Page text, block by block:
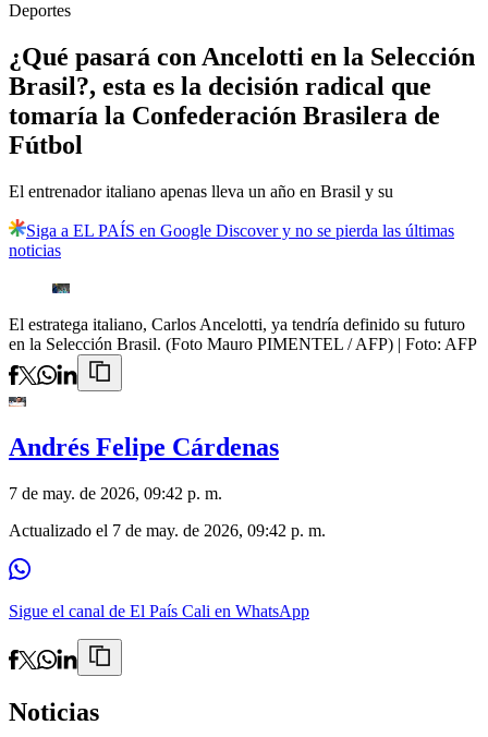
Deportes
¿Qué pasará con Ancelotti en la Selección
Brasil?, esta es la decisión radical que
tomaría la Confederación Brasilera de
Fútbol
El entrenador italiano apenas lleva un año en Brasil y su
Siga a EL PAÍS en Google Discover y no se pierda las últimas
noticias
El estratega italiano, Carlos Ancelotti, ya tendría definido su futuro
en la Selección Brasil. (Foto Mauro PIMENTEL / AFP) | Foto: AFP
Andrés Felipe Cárdenas
7 de may. de 2026, 09:42 p. m.
Actualizado el 7 de may. de 2026, 09:42 p. m.
Sigue el canal de El País Cali en WhatsApp
Noticias